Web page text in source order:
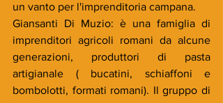
un vanto per l'imprenditoria campana.
Giansanti Di Muzio: è una famiglia di
imprenditori agricoli romani da alcune
generazioni, produttori di pasta
artigianale ( bucatini, schiaffoni e
bombolotti, formati romani). Il gruppo di